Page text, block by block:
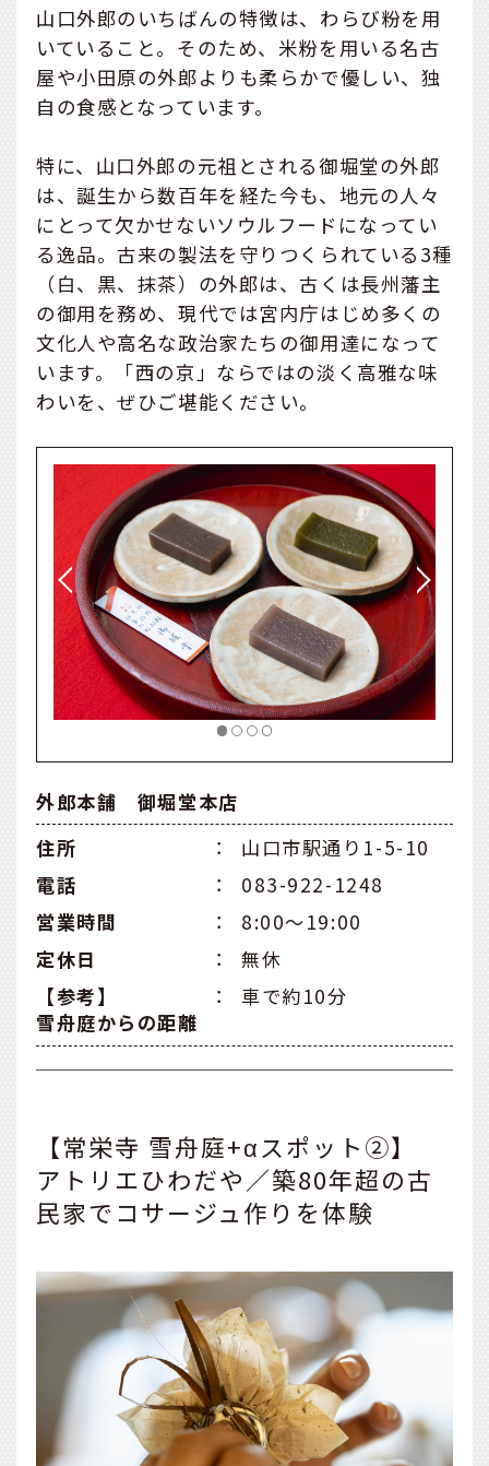
山口外郎のいちばんの特徴は、わらび粉を用
いていること。そのため、米粉を用いる名古
屋や小田原の外郎よりも柔らかで優しい、独
自の食感となっています。
特に、山口外郎の元祖とされる御堀堂の外郎
は、誕生から数百年を経た今も、地元の人々
にとって欠かせないソウルフードになってい
る逸品。古来の製法を守りつくられている3種
（白、黒、抹茶）の外郎は、古くは長州藩主
の御用を務め、現代では宮内庁はじめ多くの
文化人や高名な政治家たちの御用達になって
います。「西の京」ならではの淡く高雅な味
わいを、ぜひご堪能ください。
外郎本舗 御堀堂本店
住所
：
山口市駅通り1-5-10
電話
：
083-922-1248
営業時間
：
8:00～19:00
定休日
：
無休
【参考】
雪舟庭からの距離
： 車で約10分
【常栄寺 雪舟庭+αスポット②】
アトリエひわだや／築80年超の古
民家でコサージュ作りを体験